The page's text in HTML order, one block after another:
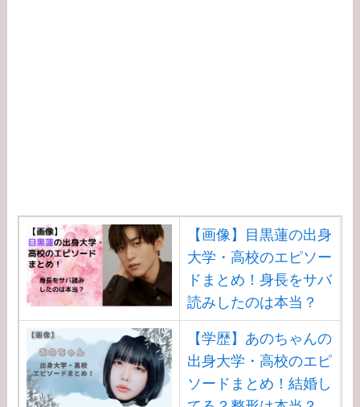
【画像】目黒蓮の出身
大学・高校のエピソー
ドまとめ！身長をサバ
読みしたのは本当？
【学歴】あのちゃんの
出身大学・高校のエピ
ソードまとめ！結婚し